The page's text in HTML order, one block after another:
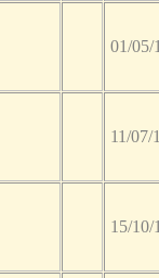
01/05/
11/07/
15/10/